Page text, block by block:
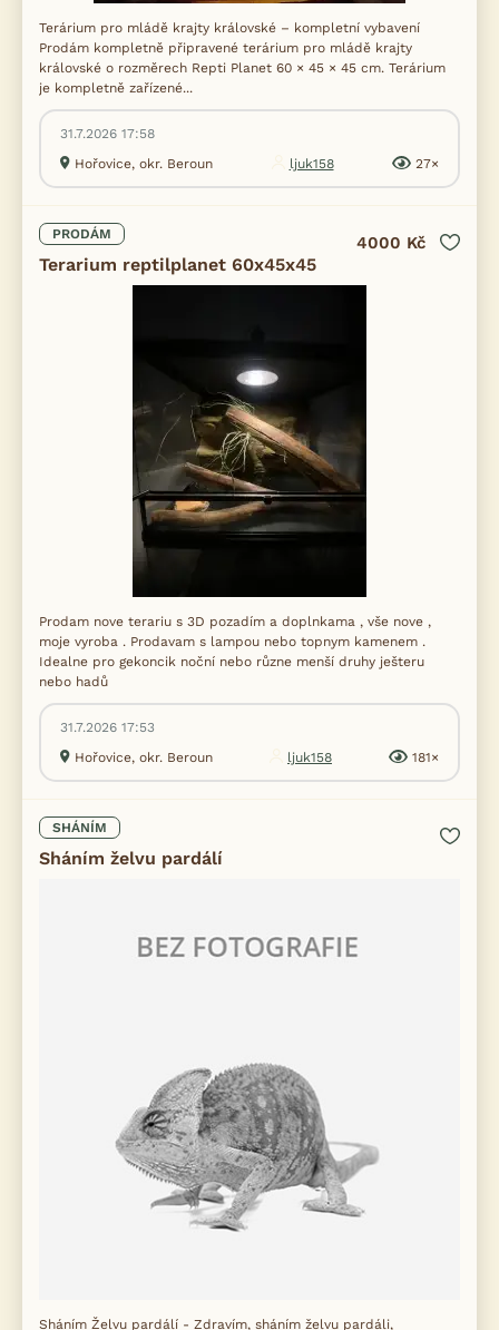
Terárium pro mládě krajty královské – kompletní vybavení
Prodám kompletně připravené terárium pro mládě krajty
královské o rozměrech Repti Planet 60 × 45 × 45 cm. Terárium
je kompletně zařízené...
31.7.2026 17:58
Hořovice, okr. Beroun
ljuk158 27×
PRODÁM
Terarium reptilplanet 60x45x45
4000 Kč
Prodam nove terariu s 3D pozadím a doplnkama , vše nove ,
moje vyroba . Prodavam s lampou nebo topnym kamenem .
Idealne pro gekoncik noční nebo různe menší druhy ješteru
nebo hadů
31.7.2026 17:53
Hořovice, okr. Beroun
ljuk158 181×
SHÁNÍM
Sháním želvu pardálí
Sháním Želvu pardálí - Zdravím, sháním želvu pardáli,